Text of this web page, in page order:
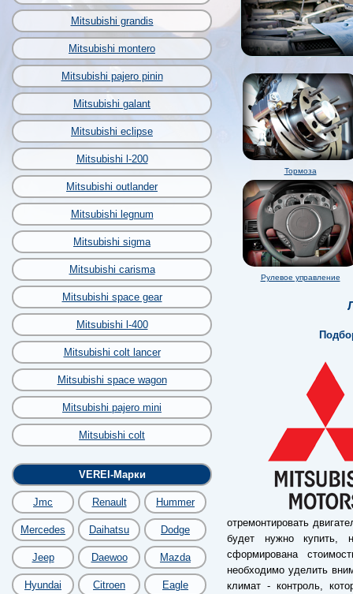
Mitsubishi grandis
Mitsubishi montero
Mitsubishi pajero pinin
Mitsubishi galant
Mitsubishi eclipse
Mitsubishi l-200
Mitsubishi outlander
Mitsubishi legnum
Mitsubishi sigma
Mitsubishi carisma
Mitsubishi space gear
Mitsubishi l-400
Mitsubishi colt lancer
Mitsubishi space wagon
Mitsubishi pajero mini
Mitsubishi colt
VEREI-Марки
Jmc Renault Hummer
Mercedes Daihatsu Dodge
Jeep Daewoo Mazda
Hyundai Citroen Eagle
Тормоза
Рулевое управление
отремонтировать
будет нужно купить,
сформирована
необходимо уделить
климат - контроль,